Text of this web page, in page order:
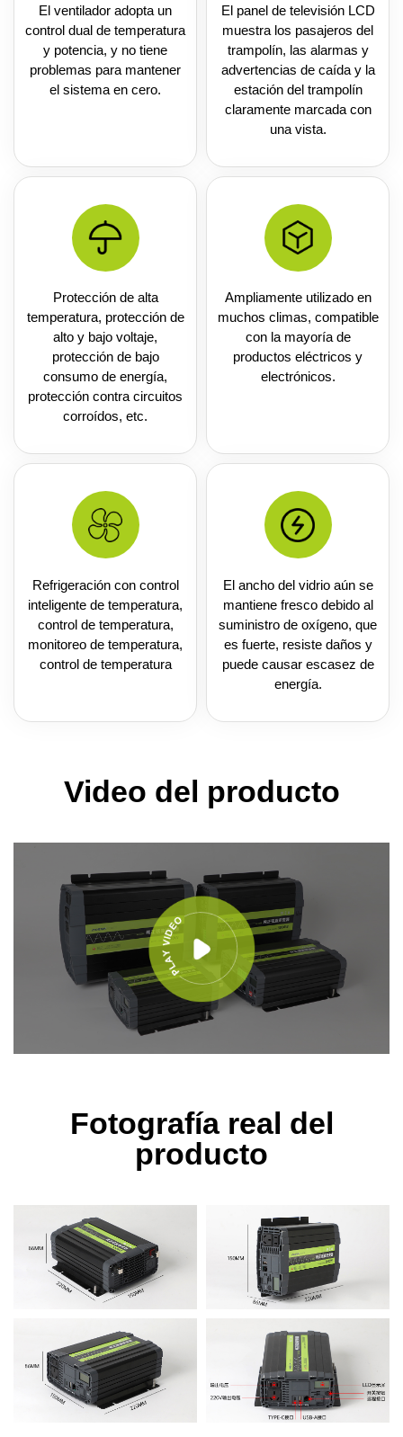
El ventilador adopta un
control dual de temperatura
y potencia, y no tiene
problemas para mantener
el sistema en cero.
El panel de televisión LCD
muestra los pasajeros del
trampolín, las alarmas y
advertencias de caída y la
estación del trampolín
claramente marcada con
una vista.
Protección de alta
temperatura, protección de
alto y bajo voltaje,
protección de bajo
consumo de energía,
protección contra circuitos
corroídos, etc.
Ampliamente utilizado en
muchos climas, compatible
con la mayoría de
productos eléctricos y
electrónicos.
Refrigeración con control
inteligente de temperatura,
control de temperatura,
monitoreo de temperatura,
control de temperatura
El ancho del vidrio aún se
mantiene fresco debido al
suministro de oxígeno, que
es fuerte, resiste daños y
puede causar escasez de
energía.
Video del producto
Fotografía real del
producto